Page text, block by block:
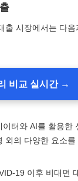
출 시장에서는 다
비교 실시간 →
이터와 AI를 활용한
외의 다양한 요소
19 이후 비대면